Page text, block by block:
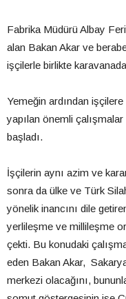
Fabrika Müdürü Albay
alan Bakan Akar ve
işçilerle birlikte
Yemeğin ardından
yapılan önemli
başladı.
İşçilerin aynı azim ve
sonra da ülke ve Türk
yönelik inancını dile
yerlileşme ve millileşme
çekti. Bu konudaki
eden Bakan Akar,
merkezi olacağını,